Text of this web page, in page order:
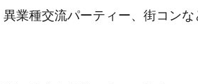
業種交流パーティー、街コン